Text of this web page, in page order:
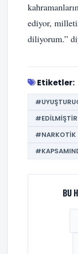
ediyor,
diliyorum.”
Etiketler:
#EDILMIŞTIR
#NARKOTIK
BU